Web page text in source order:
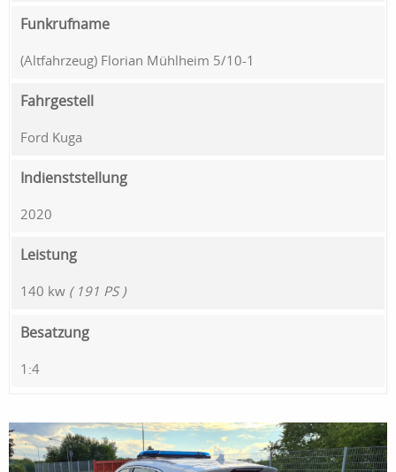
Funkrufname
(Altfahrzeug) Florian Mühlheim 5/10-1
Fahrgestell
Ford Kuga
Indienststellung
2020
Leistung
140 kw ( 191 PS )
Besatzung
1:4